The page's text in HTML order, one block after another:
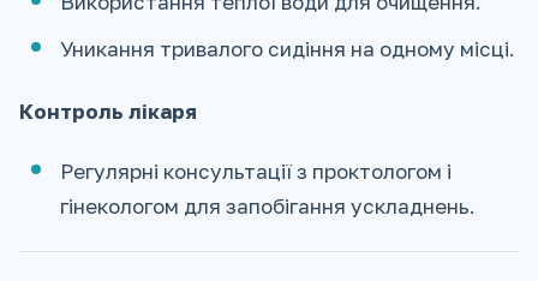
Уникання тривалого сидіння на одному місці.
Контроль лікаря
Регулярні консультації з проктологом і
гінекологом для запобігання ускладнень.